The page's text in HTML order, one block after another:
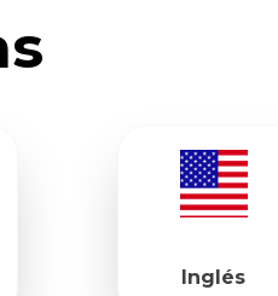
Inglés